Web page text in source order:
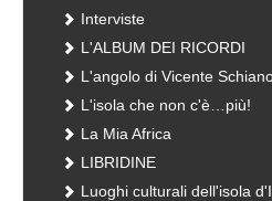
Interviste
L'ALBUM DEI RICORDI
L'angolo di Vicente
L'isola che non c'è…più!
La Mia Africa
LIBRIDINE
Luoghi culturali dell'isola